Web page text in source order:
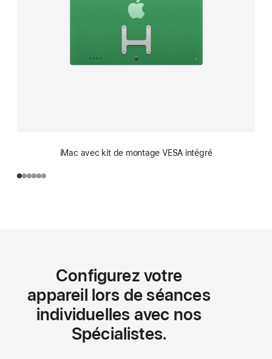
iMac avec kit de montage VESA intégré
Configurez votre
appareil lors de séances
individuelles avec nos
Spécialistes.